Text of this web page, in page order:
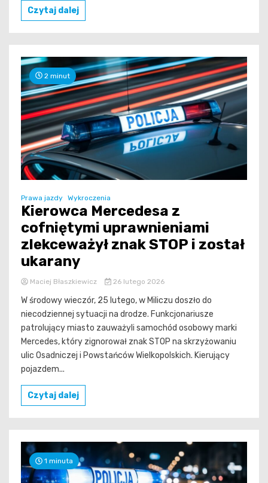
Czytaj dalej
2 minut
Prawa jazdy Wykroczenia
Kierowca Mercedesa z
cofniętymi uprawnieniami
zlekceważył znak STOP i został
ukarany
Maciej Błaszkiewicz 26 lutego 2026
W środowy wieczór, 25 lutego, w Miliczu doszło do
niecodziennej sytuacji na drodze. Funkcjonariusze
patrolujący miasto zauważyli samochód osobowy marki
Mercedes, który zignorował znak STOP na skrzyżowaniu
ulic Osadniczej i Powstańców Wielkopolskich. Kierujący
pojazdem...
Czytaj dalej
1 minuta